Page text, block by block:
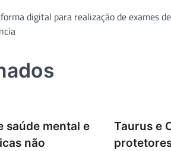
digital para realização de exames de
saúde mental e
não
Taurus e